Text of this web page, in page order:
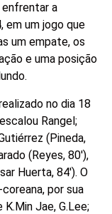
enfrentar a
em um jogo que
um empate, os
e uma posição
no dia 18
Rangel;
(Pineda,
(Reyes, 80′),
Huerta, 84′). O
por sua
Jae, G.Lee;